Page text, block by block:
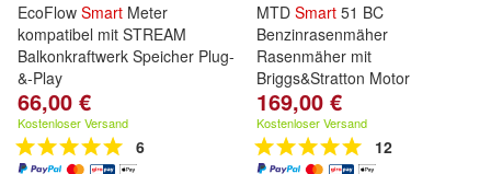
EcoFlow Smart Meter
kompatibel mit STREAM
Balkonkraftwerk Speicher Plug-
&-Play
66,00 €
Kostenloser Versand
6
MTD Smart 51 BC
Benzinrasenmäher
Rasenmäher mit
Briggs&Stratton Motor
169,00 €
Kostenloser Versand
12